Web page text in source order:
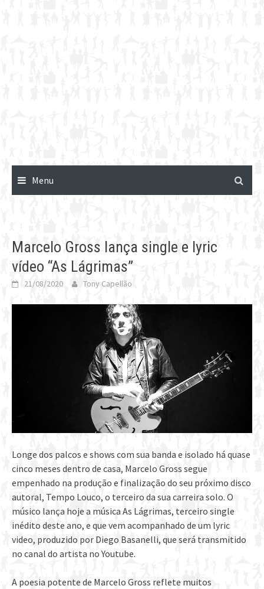
Menu
Marcelo Gross lança single e lyric
vídeo “As Lágrimas”
21/08/2020 Tony Capellão
Longe dos palcos e shows com sua banda e isolado há quase
cinco meses dentro de casa, Marcelo Gross segue
empenhado na produção e finalização do seu próximo disco
autoral, Tempo Louco, o terceiro da sua carreira solo. O
músico lança hoje a música As Lágrimas, terceiro single
inédito deste ano, e que vem acompanhado de um lyric
video, produzido por Diego Basanelli, que será transmitido
no canal do artista no Youtube.
A poesia potente de Marcelo Gross reflete muitos